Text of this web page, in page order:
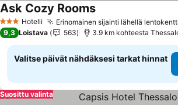
3 Tähtiluokitus
Hotelli Erinomainen sijainti lähellä
Ask Cozy RoomsKatso hinnat
9,3 Loistava 563 3.9 km kohteesta
Valitse päivät nähdäksesi tarkat hinnat
Suosittu valinta